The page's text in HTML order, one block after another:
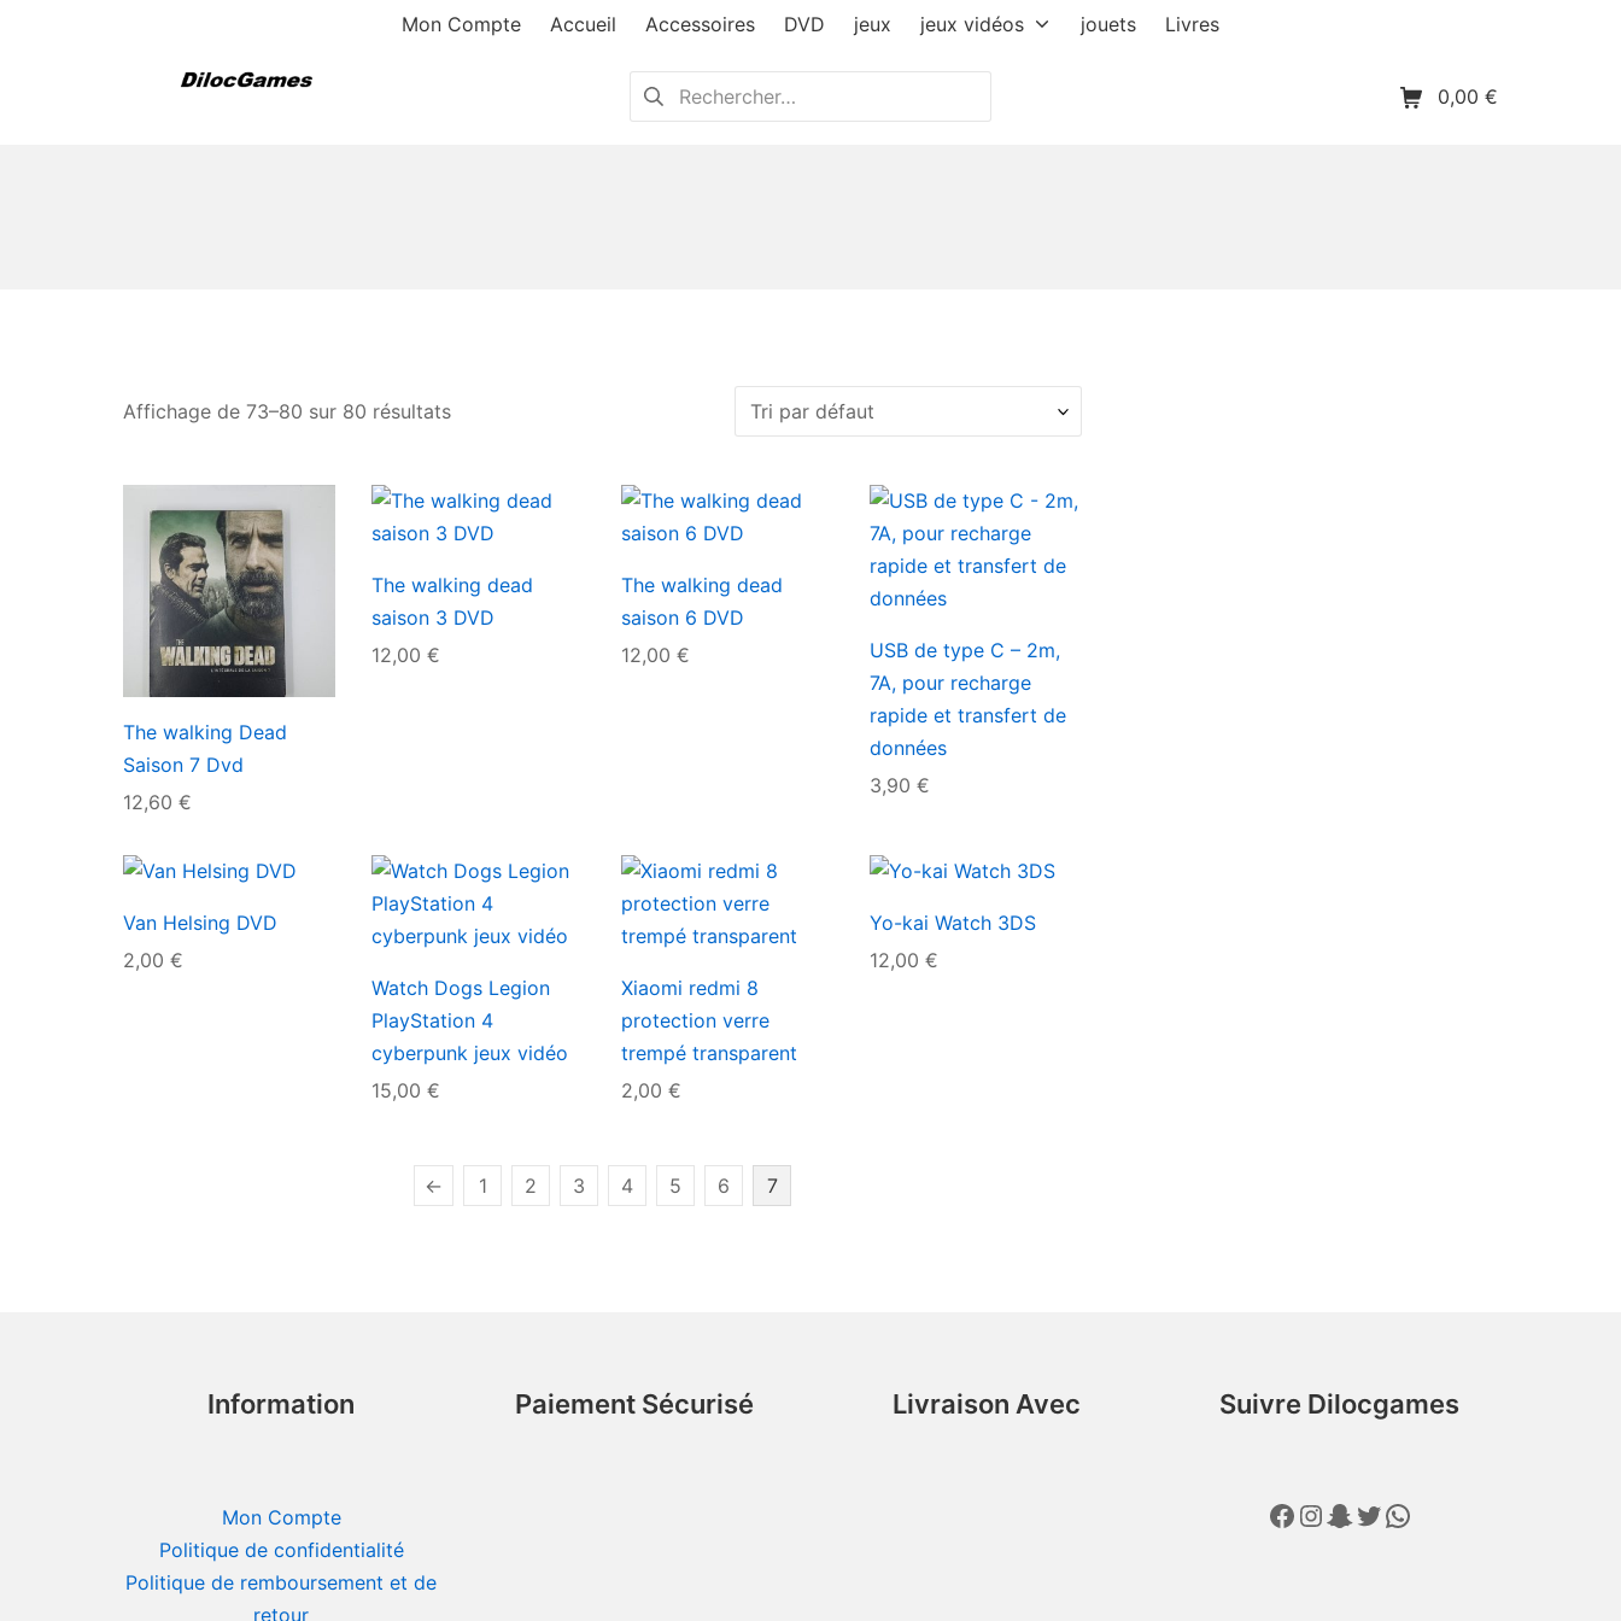
Mon Compte Accueil Accessoires DVD jeux jeux vidéos jouets Livres
Rechercher : Panier d’achat
0,00 €
Affichage de 73–80 sur 80 résultats
The walking Dead
Saison 7 Dvd
12,60 €
The walking dead
saison 3 DVD
12,00€
The walking dead
saison 6 DVD
12,00 €
USB de type C – 2m,
7A, pour recharge
rapide et transfert de
données
3,90 €
Van Helsing DVD
2,00 €
Watch Dogs Legion
PlayStation 4
cyberpunk jeux vidéo
15,00€
Xiaomi redmi 8
protection verre
trempé transparent
2,00 €
Yo-kai Watch 3DS
12,00 €
← 1 2 3 4 5 6 7
Information
Mon Compte
Politique de confidentialité
Politique de remboursement et de
retour
Paiement Sécurisé Livraison Avec Suivre Dilocgames
Facebook
Instagram
Snapchat
Twitter
WhatsApp